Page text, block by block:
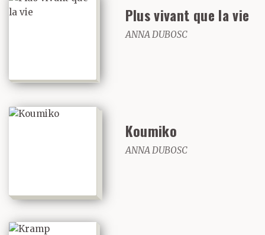
Plus vivant que la vie
ANNA DUBOSC
Koumiko
ANNA DUBOSC